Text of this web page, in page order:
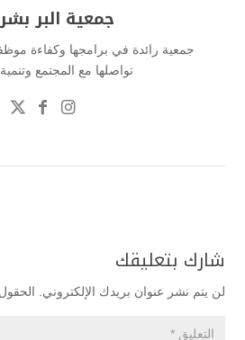
جمعية البر
جمعية رائدة في برامجها وكفاءة
تواصلها مع المجتمع
شارك بتعليقك
لن يتم نشر عنوان بريدك الإلكتروني.